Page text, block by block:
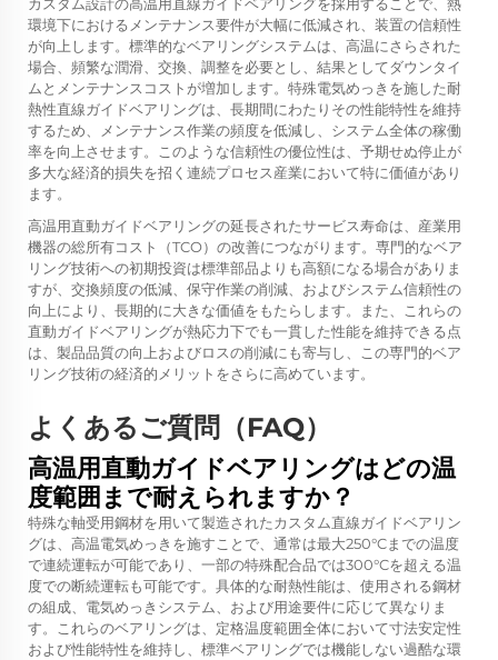
環境下におけるメンテナンス要件が大幅に低減され、装置の信頼性
が向上します。標準的なベアリングシステムは、高温にさらされた
場合、頻繁な潤滑、交換、調整を必要とし、結果としてダウンタイ
ムとメンテナンスコストが増加します。特殊電気めっきを施した耐
熱性直線ガイドベアリングは、長期間にわたりその性能特性を維持
するため、メンテナンス作業の頻度を低減し、システム全体の稼働
率を向上させます。このような信頼性の優位性は、予期せぬ停止が
多大な経済的損失を招く連続プロセス産業において特に価値があり
ます。
高温用直動ガイドベアリングの延長されたサービス寿命は、産業用
機器の総所有コスト（TCO）の改善につながります。専門的なベア
リング技術への初期投資は標準部品よりも高額になる場合がありま
すが、交換頻度の低減、保守作業の削減、およびシステム信頼性の
向上により、長期的に大きな価値をもたらします。また、これらの
直動ガイドベアリングが熱応力下でも一貫した性能を維持できる点
は、製品品質の向上およびロスの削減にも寄与し、この専門的ベア
リング技術の経済的メリットをさらに高めています。
よくあるご質問（FAQ）
高温用直動ガイドベアリングはどの温
度範囲まで耐えられますか？
特殊な軸受用鋼材を用いて製造されたカスタム直線ガイドベアリン
グは、高温電気めっきを施すことで、通常は最大250°Cまでの温度
で連続運転が可能であり、一部の特殊配合品では300°Cを超える温
度での断続運転も可能です。具体的な耐熱性能は、使用される鋼材
の組成、電気めっきシステム、および用途要件に応じて異なりま
す。これらのベアリングは、定格温度範囲全体において寸法安定性
および性能特性を維持し、標準ベアリングでは機能しない過酷な環